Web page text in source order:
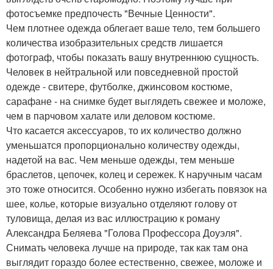
фотосъемке предпочесть "Вечные Ценности".
Чем плотнее одежда облегает ваше тело, тем большего
количества изобразительных средств лишается
фотограф, чтобы показать вашу внутреннюю сущность.
Человек в нейтральной или повседневной простой
одежде - свитере, футболке, джинсовом костюме,
сарафане - на снимке будет выглядеть свежее и моложе,
чем в парчовом халате или деловом костюме.
Что касается аксессуаров, то их количество должно
уменьшатся пропорционально количеству одежды,
надетой на вас. Чем меньше одежды, тем меньше
браслетов, цепочек, колец и сережек. К наручным часам
это тоже относится. Особенно нужно избегать повязок на
шее, колье, которые визуально отделяют голову от
туловища, делая из вас иллюстрацию к роману
Александра Беляева "Голова Профессора Доуэля".
Снимать человека лучше на природе, так как там она
выглядит гораздо более естественно, свежее, моложе и